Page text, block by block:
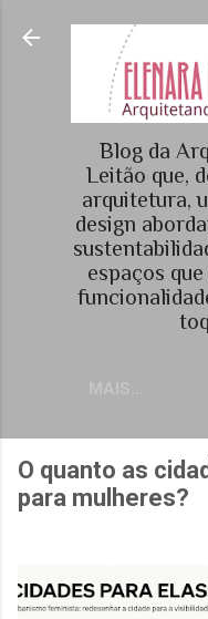
Pular para
Blog da
Leitão que,
arquitetura,
design
espaços
O quanto as
para mulheres?